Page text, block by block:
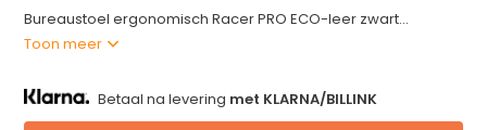
Bureaustoel ergonomisch Racer PRO ECO-leer zwart...
Toon meer
Betaal na levering met KLARNA/BILLINK